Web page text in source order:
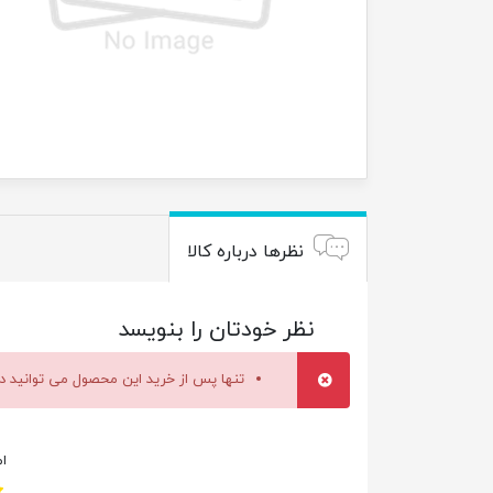
نظرها درباره کالا
نظر خودتان را بنویسد
تنها پس از خرید این محصول می توانید